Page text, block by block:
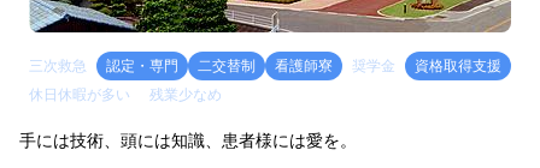
三次救急 認定・専門 二交替制 看護師寮 奨学金
資格取得支援
休日休暇が多い
残業少なめ
手には技術、頭には知識、患者様には愛を。